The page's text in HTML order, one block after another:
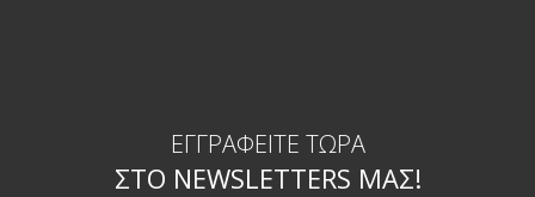
ΕΓΓΡΑΦΕΊΤΕ ΤΏΡΑ
ΣΤΟ NEWSLETTERS ΜΑΣ!